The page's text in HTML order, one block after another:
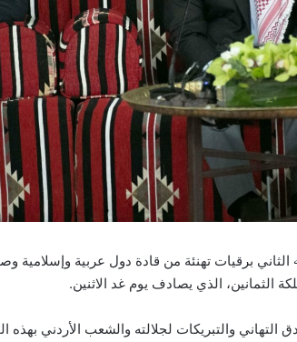
برقيات تهنئة من قادة دول عربية وإسلامية
الثمانين، الذي يصادف يوم غد الاثنين.
والتبريكات لجلالته والشعب الأردني بهذه